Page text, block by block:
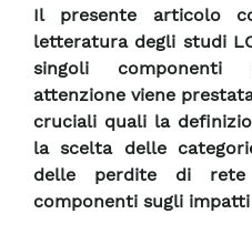
Il presente articolo
letteratura degli studi
singoli componenti
attenzione viene
cruciali quali la
la scelta delle
delle perdite di
componenti sugli